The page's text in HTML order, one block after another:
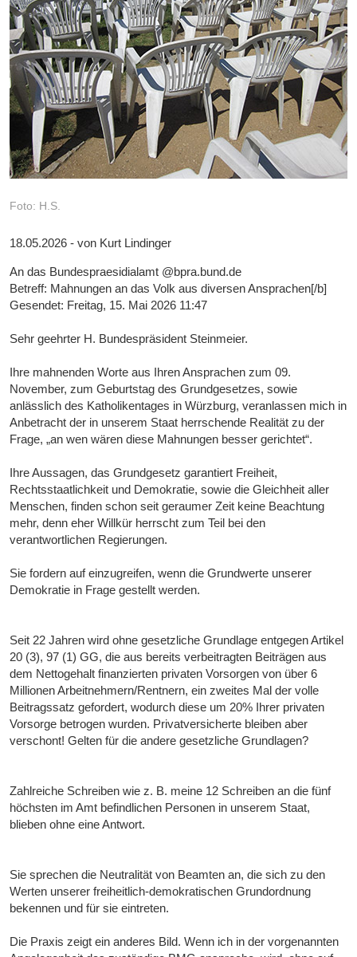
Foto: H.S.
18.05.2026 - von Kurt Lindinger
An das Bundespraesidialamt @bpra.bund.de
Betreff: Mahnungen an das Volk aus diversen Ansprachen[/b]
Gesendet: Freitag, 15. Mai 2026 11:47
Sehr geehrter H. Bundespräsident Steinmeier.
Ihre mahnenden Worte aus Ihren Ansprachen zum 09.
November, zum Geburtstag des Grundgesetzes, sowie
anlässlich des Katholikentages in Würzburg, veranlassen mich in
Anbetracht der in unserem Staat herrschende Realität zu der
Frage, „an wen wären diese Mahnungen besser gerichtet“.
Ihre Aussagen, das Grundgesetz garantiert Freiheit,
Rechtsstaatlichkeit und Demokratie, sowie die Gleichheit aller
Menschen, finden schon seit geraumer Zeit keine Beachtung
mehr, denn eher Willkür herrscht zum Teil bei den
verantwortlichen Regierungen.
Sie fordern auf einzugreifen, wenn die Grundwerte unserer
Demokratie in Frage gestellt werden.
Seit 22 Jahren wird ohne gesetzliche Grundlage entgegen Artikel
20 (3), 97 (1) GG, die aus bereits verbeitragten Beiträgen aus
dem Nettogehalt finanzierten privaten Vorsorgen von über 6
Millionen Arbeitnehmern/Rentnern, ein zweites Mal der volle
Beitragssatz gefordert, wodurch diese um 20% Ihrer privaten
Vorsorge betrogen wurden. Privatversicherte bleiben aber
verschont! Gelten für die andere gesetzliche Grundlagen?
Zahlreiche Schreiben wie z. B. meine 12 Schreiben an die fünf
höchsten im Amt befindlichen Personen in unserem Staat,
blieben ohne eine Antwort.
Sie sprechen die Neutralität von Beamten an, die sich zu den
Werten unserer freiheitlich-demokratischen Grundordnung
bekennen und für sie eintreten.
Die Praxis zeigt ein anderes Bild. Wenn ich in der vorgenannten